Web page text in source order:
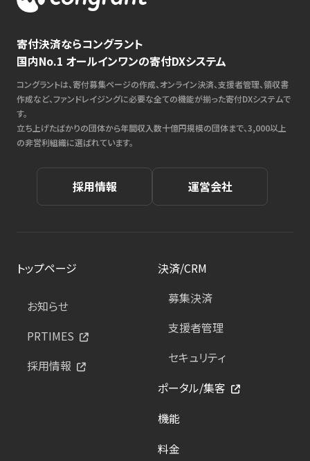
寄付決済ならコングラント
国内No.1 オールインワンの寄付DXシステム
コングラントは、寄付募集ページの作成、オンライン決済、支援者管理、領収書
作成など、ファンドレイジングに必要な全ての機能が揃った寄付DXシステムで
す。
立ち上げたばかりの団体から年間収入数十億円規模の団体まで、3,000以上
の非営利組織に選ばれています。
採用情報 運営会社
トップページ
お知らせ
PRTIMES
採用情報
決済/CRM
募集決済
支援者管理
セキュリティ
ポータル/集客
機能
料金